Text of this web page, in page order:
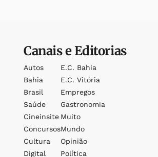
Canais e Editorias
Autos
Bahia
Brasil
Saúde
Cineinsite
Concursos
Cultura
Digital
E.c. Bahia
E.c. Vitória
Empregos
Gastronomia
Muito
Mundo
Opinião
Política